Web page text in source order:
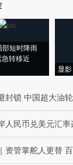
部短时降雨
转移近
显
封锁 中国超大油
人民币兑美元汇
｜ 资管掌舵人更替